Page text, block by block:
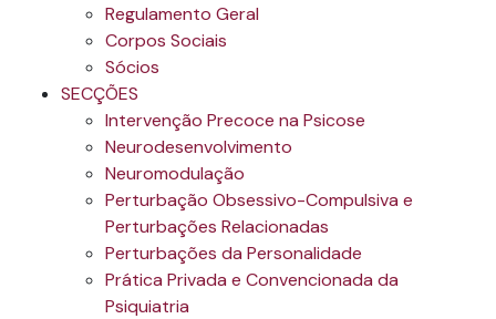
Regulamento Geral
Corpos Sociais
Sócios
SECÇÕES
Intervenção Precoce na Psicose
Neurodesenvolvimento
Neuromodulação
Perturbação Obsessivo-Compulsiva e
Perturbações Relacionadas
Perturbações da Personalidade
Prática Privada e Convencionada da
Psiquiatria